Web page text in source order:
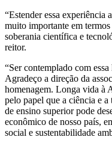
“Estender essa experiência
muito importante em
soberania científica e
reitor.
“Ser contemplado com
Agradeço a direção da
homenagem. Longa vida à
pelo papel que a ciência e
de ensino superior pode
econômico de nosso país,
social e sustentabilidade